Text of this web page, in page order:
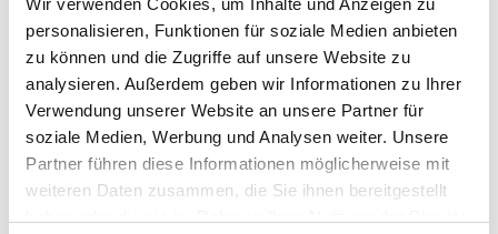
Wir verwenden Cookies, um Inhalte und Anzeigen zu
personalisieren, Funktionen für soziale Medien anbieten
zu können und die Zugriffe auf unsere Website zu
analysieren. Außerdem geben wir Informationen zu Ihrer
Verwendung unserer Website an unsere Partner für
soziale Medien, Werbung und Analysen weiter. Unsere
Partner führen diese Informationen möglicherweise mit
weiteren Daten zusammen, die Sie ihnen bereitgestellt
- Montagefertiges Element
- Mit Mauerwerksdämmung
- Mit Aluminium
-Montageschiene
- Mit integrierter Tropfkante vorn
- Seitlich geschlossen
- Innenkasten mineralisch vorbeschichtet
- Wärmedämmend
- Schnelle, wirtschaftliche Verarbeitung
- Einfache und sichere Handhabung